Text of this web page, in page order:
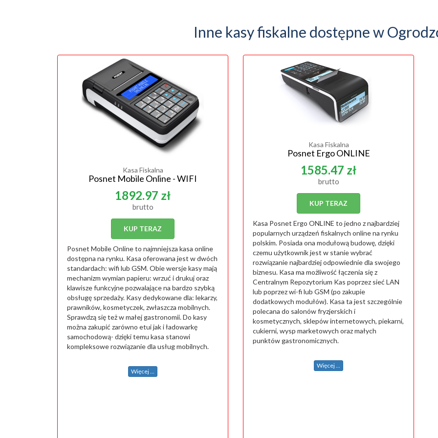
Inne kasy fiskalne dostępne w
Kasa Fiskalna
Posnet Mobile Online - WIFI
1892.97 zł
brutto
KUP TERAZ
Posnet Mobile Online to najmniejsza kasa online
dostępna na rynku. Kasa oferowana jest w dwóch
standardach: wifi lub GSM. Obie wersje kasy mają
mechanizm wymian papieru: wrzuć i drukuj oraz
klawisze funkcyjne pozwalające na bardzo szybką
obsługę sprzedaży. Kasy dedykowane dla: lekarzy,
prawników, kosmetyczek, zwłaszcza mobilnych.
Sprawdzą się też w małej gastronomii. Do kasy
można zakupić zarówno etui jak i ładowarkę
samochodową- dzięki temu kasa stanowi
kompleksowe rozwiązanie dla usług mobilnych.
Więcej ...
Kasa Fiskalna
Posnet Ergo ONLINE
1585.47 zł
brutto
KUP TERAZ
Kasa Posnet Ergo ONLINE to jedno z najbardziej
popularnych urządzeń fiskalnych online na rynku
polskim. Posiada ona modułową budowę, dzięki
czemu użytkownik jest w stanie wybrać
rozwiązanie najbardziej odpowiednie dla swojego
biznesu. Kasa ma możliwość łączenia się z
Centralnym Repozytorium Kas poprzez sieć LAN
lub poprzez wi-fi lub GSM (po zakupie
dodatkowych modułów). Kasa ta jest szczególnie
polecana do salonów fryzjerskich i
kosmetycznych, sklepów internetowych, piekarni,
cukierni, wysp marketowych oraz małych
punktów gastronomicznych.
Więcej ...